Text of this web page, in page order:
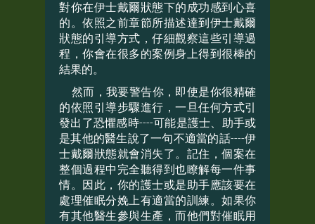
對你在伊士戴爾狀態下的成功感到心喜
的。依照之前章節所描述達到伊士戴爾
狀態的引導方式，仔細觀察這些引導過
程，你會在很多的案例身上得到很棒的
結果的。
然而，我要警告你，即使是你很精確
的依照引導步驟進行，一旦任何方式引
發出了恐懼感時----可能是護士、助手或
是其他的醫生說了一句不適當的話----伊
士戴爾狀態就會消失了。記住，個案在
整個過程中完全聽得到也瞭解每一件事
情。因此，你的護士或是助手應該要在
處理催眠分娩上有適當的訓練。如果你
有其他醫生參與生產，而他們對催眠用